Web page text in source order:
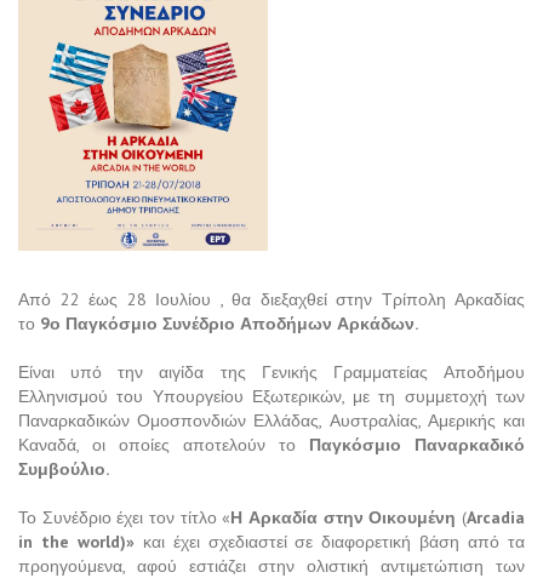
Από 22 έως 28 Ιουλίου , θα διεξαχθεί στην Τρίπολη Αρκαδίας
το 9ο Παγκόσμιο Συνέδριο Αποδήμων Αρκάδων.
Είναι υπό την αιγίδα της Γενικής Γραμματείας Αποδήμου
Ελληνισμού του Υπουργείου Εξωτερικών, με τη συμμετοχή των
Παναρκαδικών Ομοσπονδιών Ελλάδας, Αυστραλίας, Αμερικής και
Καναδά, οι οποίες αποτελούν το Παγκόσμιο Παναρκαδικό
Συμβούλιο.
Το Συνέδριο έχει τον τίτλο «Η Αρκαδία στην Οικουμένη (Arcadia
in the world)»και έχει σχεδιαστεί σε διαφορετική βάση από τα
προηγούμενα, αφού εστιάζει στην ολιστική αντιμετώπιση των